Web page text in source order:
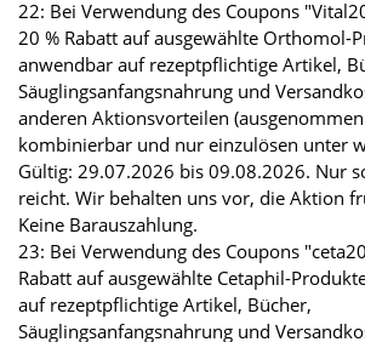
22: Bei Verwendung des Coupons
20 % Rabatt auf ausgewählte Orthomol-
anwendbar auf rezeptpflichtige Artikel,
Säuglingsanfangsnahrung und
anderen Aktionsvorteilen
kombinierbar und nur einzulösen unter
Gültig: 29.07.2026 bis 09.08.2026. Nur
reicht. Wir behalten uns vor, die Aktion
Keine Barauszahlung.
23: Bei Verwendung des Coupons
Rabatt auf ausgewählte Cetaphil-
auf rezeptpflichtige Artikel, Bücher,
Säuglingsanfangsnahrung und